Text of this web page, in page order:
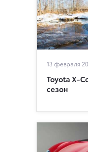
13 февраля
Toyota X-
сезон